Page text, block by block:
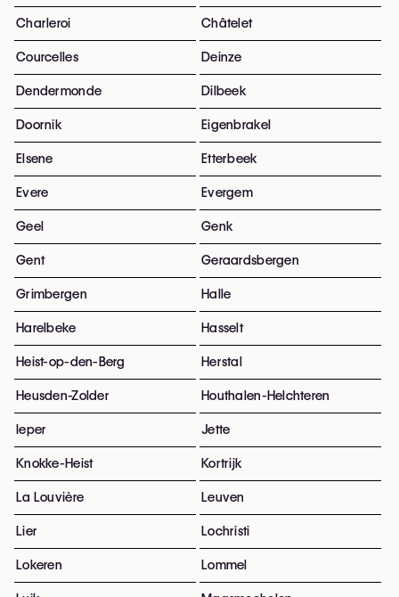
Charleroi Châtelet
Courcelles Deinze
Dendermonde Dilbeek
Doornik Eigenbrakel
Elsene Etterbeek
Evere Evergem
Geel Genk
Gent Geraardsbergen
Grimbergen Halle
Harelbeke Hasselt
Heist-op-den-Berg Herstal
Heusden-Zolder Houthalen-Helchteren
Ieper Jette
Knokke-Heist Kortrijk
La Louvière Leuven
Lier Lochristi
Lokeren Lommel